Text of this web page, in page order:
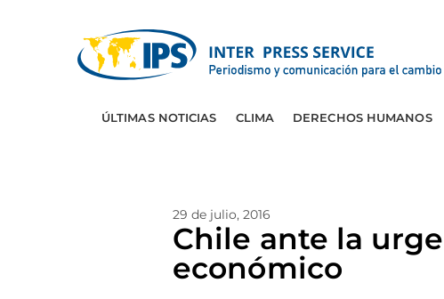
ÚLTIMAS NOTICIAS CLIMA DERECHOS HUMANOS
29 de julio, 2016
Chile ante la
económico